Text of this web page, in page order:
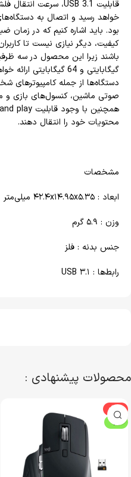
کیفیت، دیگر نیازی نیست تا
دستگاه‌ها از جمله کامپیوترهای
صوتی ماشین، کنسول‌های بازی و
محتویات خود را انتقال دهند.
مشخصات
ابعاد : ۴۲.۴x۱۴.۹۵x۵.۳۵ میلی‌متر
وزن : ۵.۹ گرم
جنس بدنه : فلز
رابط‌ها : USB ۳.۱
محصولات پیشنهادی :
-22%
ویژه